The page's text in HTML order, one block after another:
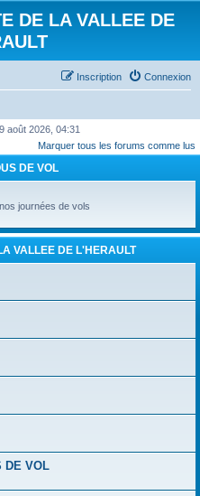
DE LA VALLEE DE
Connexion
Inscription
août 2026, 04:31
Marquer tous les forums comme lus
DE VOL
journées de vols
VALLEE DE L'HERAULT
DE VOL